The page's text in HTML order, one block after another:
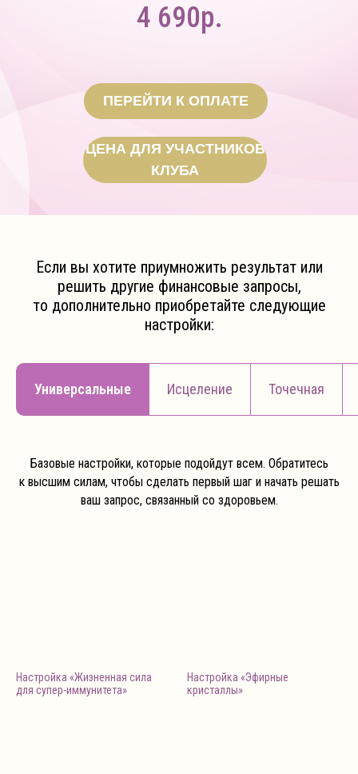
4 690р.
ПЕРЕЙТИ К ОПЛАТЕ
ЦЕНА ДЛЯ УЧАСТНИКОВ
КЛУБА
Если вы хотите приумножить результат или
решить другие финансовые запросы,
то дополнительно приобретайте следующие
настройки:
Универсальные Исцеление Точечная
Базовые настройки, которые подойдут всем. Обратитесь
к высшим силам, чтобы сделать первый шаг и начать решать
ваш запрос, связанный со здоровьем.
Настройка «Жизненная сила
для супер-иммунитета»
Настройка «Эфирные
кристаллы»